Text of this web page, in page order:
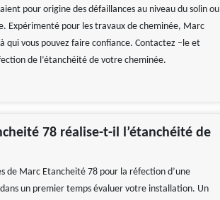
pour origine des défaillances au niveau du solin ou
Expérimenté pour les travaux de cheminée, Marc
qui vous pouvez faire confiance. Contactez –le et
de l’étanchéité de votre cheminée.
78 réalise-t-il l’étanchéité de
de Marc Etancheité 78 pour la réfection d’une
un premier temps évaluer votre installation. Un